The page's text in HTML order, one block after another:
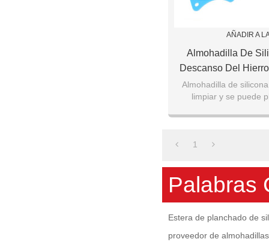
AÑADIR A
Almohadilla De
Descanso Del
Resistente
Almohadilla de
limpiar y se puede
esterilla de
1
Palabras
Estera de planchado de
proveedor de